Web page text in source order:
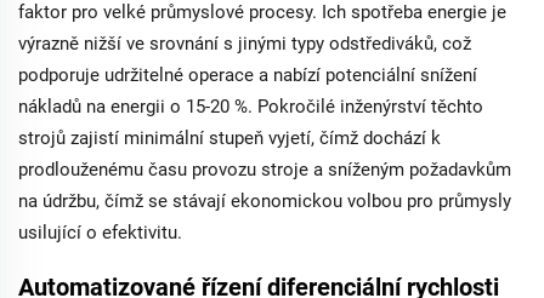
faktor pro velké průmyslové procesy. Ich spotřeba energie je
výrazně nižší ve srovnání s jinými typy odstřediváků, což
podporuje udržitelné operace a nabízí potenciální snížení
nákladů na energii o 15-20 %. Pokročilé inženýrství těchto
strojů zajistí minimální stupeň vyjetí, čímž dochází k
prodlouženému času provozu stroje a sníženým požadavkům
na údržbu, čímž se stávají ekonomickou volbou pro průmysly
usilující o efektivitu.
Automatizované řízení diferenciální rychlosti